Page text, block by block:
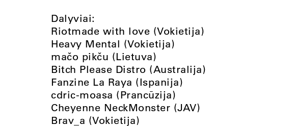
Dalyviai:
Riotmade with love (Vokietija)
Heavy Mental (Vokietija)
mačo pikču (Lietuva)
Bitch Please Distro (Australija)
Fanzine La Raya (Ispanija)
cdric-moasa (Prancūzija)
Cheyenne NeckMonster (JAV)
Brav_a (Vokietija)